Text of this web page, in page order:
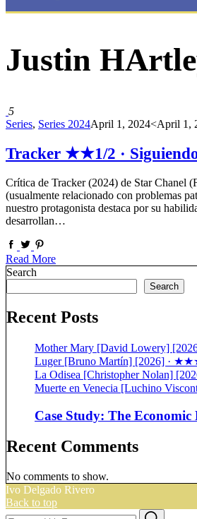
Justin
5
Series, Series 2024April 1, 2024<April 1,
Tracker ★★1/2 ·
Crítica de Tracker (2024) de Star Chanel
(usualmente relacionado con problemas
nuestro protagonista destaca por su
desarrollan…
Read More
Search
Search
Recent Posts
Mother Mary [David Lowery]
Luger [Bruno Martín] [2026] ·
La Odisea [Christopher Nolan]
Muerte en Venecia [Luchino
Case Study: The
Recent Comments
No comments to show.
Ivo Delgado Rivero
Back to top
Search